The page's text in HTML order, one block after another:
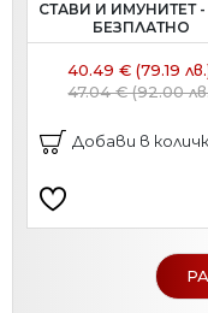
СТАВИ И ИМУНИТЕТ -
БЕЗПЛАТНО
40.49 € (79.19
47.04 € (92.00
Добави в